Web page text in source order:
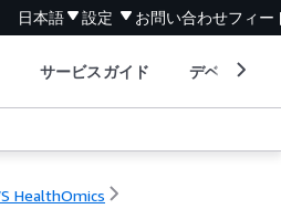
日本語 設定 お問い合わせフィー
サービスガイド デベロッパ
HealthOmics